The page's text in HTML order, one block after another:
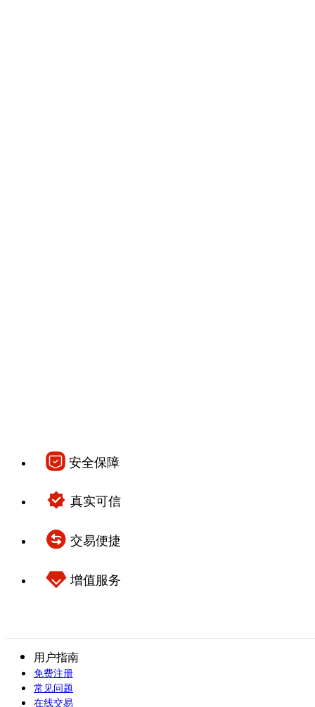
安全保障
真实可信
交易便捷
增值服务
用户指南
免费注册
常见问题
在线交易